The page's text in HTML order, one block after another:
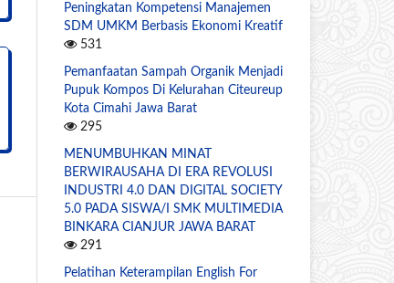
Peningkatan Kompetensi Manajemen
SDM UMKM Berbasis Ekonomi Kreatif
531
Pemanfaatan Sampah Organik Menjadi
Pupuk Kompos Di Kelurahan Citeureup
Kota Cimahi Jawa Barat
295
MENUMBUHKAN MINAT
BERWIRAUSAHA DI ERA REVOLUSI
INDUSTRI 4.0 DAN DIGITAL SOCIETY
5.0 PADA SISWA/I SMK MULTIMEDIA
BINKARA CIANJUR JAWA BARAT
291
Pelatihan Keterampilan English For